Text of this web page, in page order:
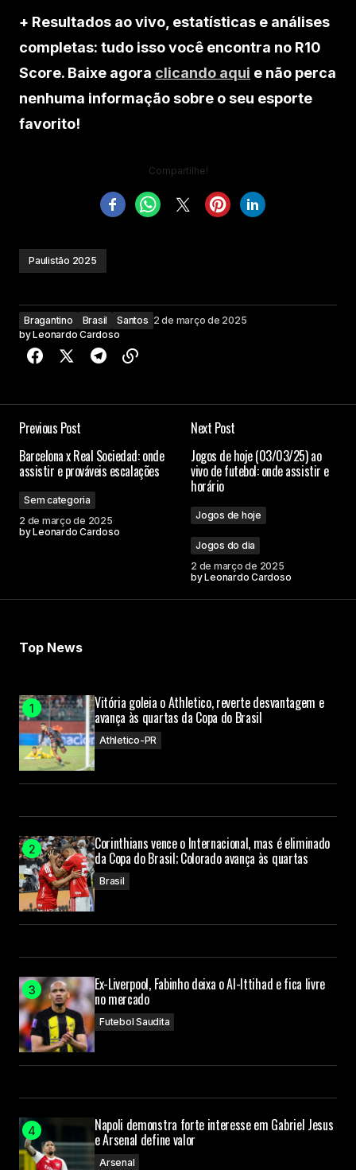
+ Resultados ao vivo, estatísticas e análises
completas: tudo isso você encontra no R10
Score. Baixe agora clicando aqui e não perca
nenhuma informação sobre o seu esporte
favorito!
Compartilhe!
Paulistão 2025
Bragantino Brasil Santos 2 de março de 2025
byLeonardo Cardoso
Previous Post
Barcelona x Real Sociedad: onde
assistir e prováveis escalações
Sem categoria
2 de março de 2025
byLeonardo Cardoso
Next Post
Jogos de hoje (03/03/25) ao
vivo de futebol: onde assistir e
horário
Jogos de hoje
Jogos do dia
2 de março de 2025
byLeonardo Cardoso
Top News
Vitória goleia o Athletico, reverte desvantagem e
avança às quartas da Copa do Brasil
Athletico-PR
Corinthians vence o Internacional, mas é eliminado
da Copa do Brasil; Colorado avança às quartas
Brasil
Ex-Liverpool, Fabinho deixa o Al-Ittihad e fica livre
no mercado
Futebol Saudita
Napoli demonstra forte interesse em Gabriel Jesus
e Arsenal define valor
Arsenal